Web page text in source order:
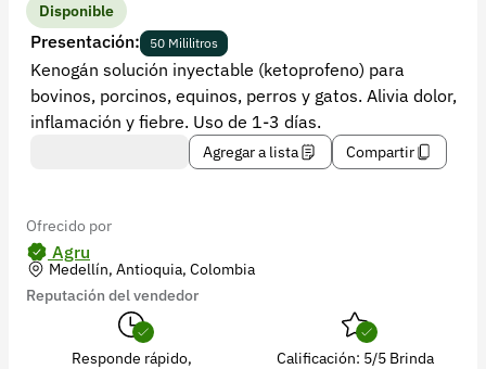
Disponible
Presentación: 50 Mililitros
Kenogán solución inyectable (ketoprofeno) para
bovinos, porcinos, equinos, perros y gatos. Alivia dolor,
inflamación y fiebre. Uso de 1-3 días.
Agregar a lista Compartir
Ofrecido por
Agru
Medellín, Antioquia, Colombia
Reputación del vendedor
Responde rápido,
Calificación: 5/5 Brinda
Soporte
+57 323 2931928
contacto@croper.com
© 2026 Croper.com Todos los derechos reservados
Síguenos